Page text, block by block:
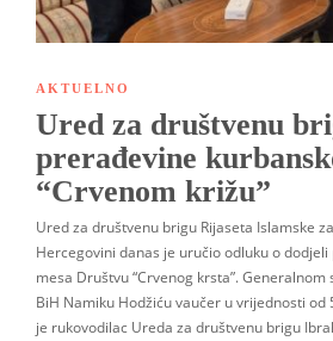
AKTUELNO
Ured za društvenu
prerađevine
“Crvenom križu”
Ured za društvenu brigu Rijaseta Islamske
Hercegovini danas je uručio odluku o
mesa Društvu “Crvenog krsta”.
BiH Namiku Hodžiću vaučer u vrijednosti od
je rukovodilac Ureda za društvenu brigu